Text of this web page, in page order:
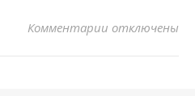
Комментарии к записи
отключены